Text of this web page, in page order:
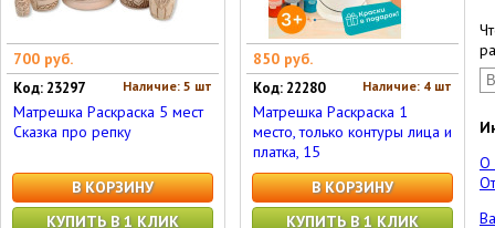
700 руб.
Наличие: 5 шт
Код: 23297
Матрешка Раскраска 5 мест
Сказка про репку
В КОРЗИНУ
КУПИТЬ В 1 КЛИК
850 руб.
Наличие: 4 шт
Код: 22280
Матрешка Раскраска 1
место, только контуры лица и
платка, 15
В КОРЗИНУ
КУПИТЬ В 1 КЛИК
О